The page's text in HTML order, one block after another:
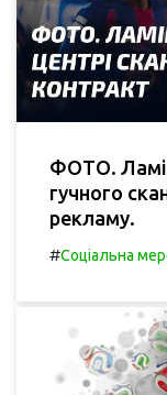
ФОТО.
гучного
рекламу.
#Соціальна